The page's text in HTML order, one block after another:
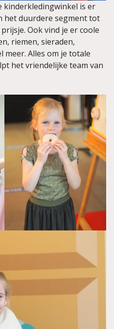
kinderkledingwinkel is er
het duurdere segment tot
Ook vind je er coole
riemen, sieraden,
meer. Alles om je totale
het vriendelijke team van